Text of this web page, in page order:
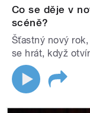
Co se děje v
scéně?
Šťastný nový
se hrát, když